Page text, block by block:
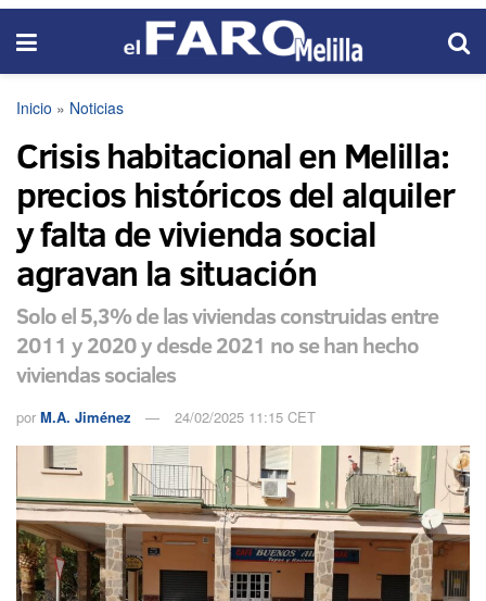
Inicio » Noticias
Crisis habitacional en Melilla:
precios históricos del alquiler
y falta de vivienda social
agravan la situación
Solo el 5,3% de las viviendas construidas entre
2011 y 2020 y desde 2021 no se han hecho
viviendas sociales
por M.A. Jiménez 24/02/2025 11:15 CET